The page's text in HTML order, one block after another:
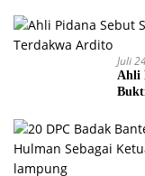
Juli
Ahli